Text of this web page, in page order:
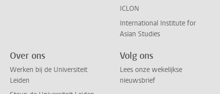
ICLON
International Institute for
Asian Studies
Over ons
Werken bij de Universiteit
Leiden
Volg ons
Lees onze wekelijkse
nieuwsbrief